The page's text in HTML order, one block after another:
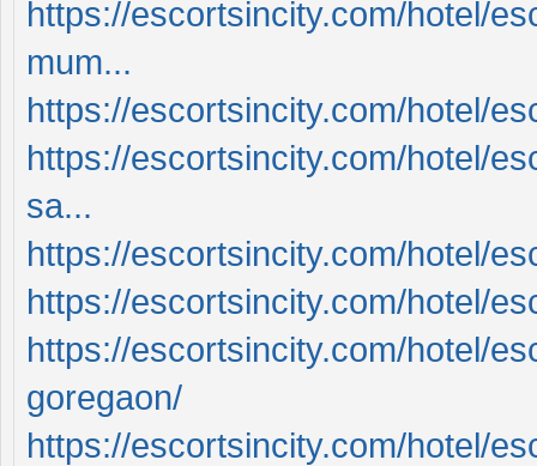
https://escortsincity.com/hotel/
mum...
https://escortsincity.com/hotel/
https://escortsincity.com/hotel/
sa...
https://escortsincity.com/hotel/
https://escortsincity.com/hotel/
https://escortsincity.com/hotel/
goregaon/
https://escortsincity.com/hotel/